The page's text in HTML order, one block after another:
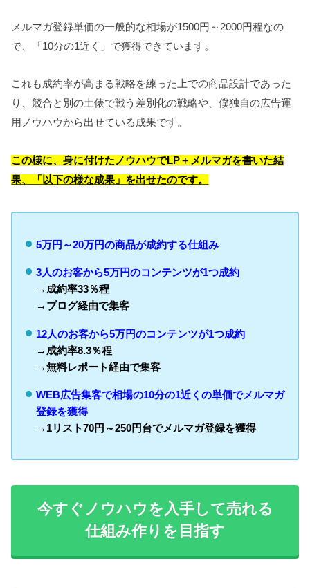
メルマガ登録単価の一般的な相場が1500円～2000円程なの
で、「10分の1近く」で獲得できています。
これも成約率が高まる戦略を練った上での商品設計であった
り、競合と別の土俵で戦う差別化の戦略や、僕独自の広告運
用ノウハウから出せている成果です。
この様に、身に付けたノウハウでLP＋メルマガを書いた結
果、「以下の様な成果」を出せたのです。
5万円～20万円の商品が成約する仕組み
3人のお客から5万円のコンテンツが1つ成約
→成約率33％程
→ブログ経由で集客
12人のお客から5万円のコンテンツが1つ成約
→成約率8.3％程
→無料レポート経由で集客
WEB広告集客で相場の10分の1近くの単価でメルマガ
登録を獲得
→1リスト70円～250円台でメルマガ登録を獲得
今すぐノウハウを入手して売れる
仕組み作りを目指す